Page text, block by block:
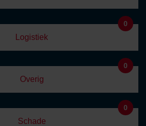
Logistiek
0
Overig
0
Schade
0